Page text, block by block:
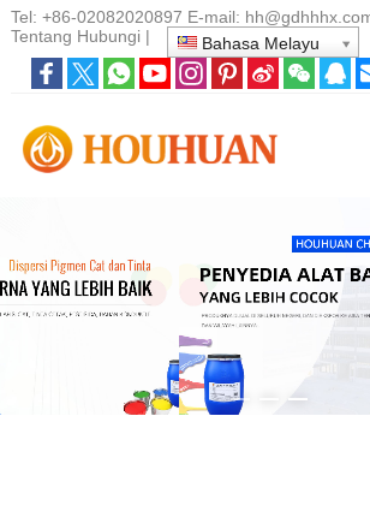
Tel: +86-02082020897 E-mail:
Tentang Hubungi | Bahasa Melayu